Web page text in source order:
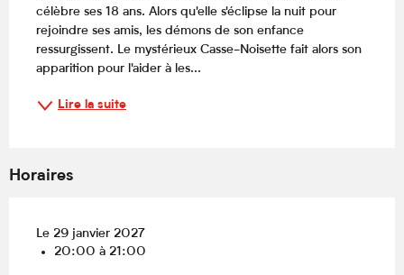
célèbre ses 18 ans. Alors qu'elle s'éclipse la nuit pour
rejoindre ses amis, les démons de son enfance
ressurgissent. Le mystérieux Casse-Noisette fait alors son
apparition pour l'aider à les...
Lire la suite
Horaires
Le 29 janvier 2027
20:00 à 21:00